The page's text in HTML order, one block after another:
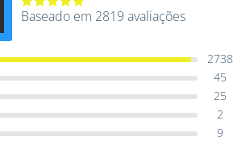
Avaliação
Baseado em 2819 avaliações
2738
45
25
2
9